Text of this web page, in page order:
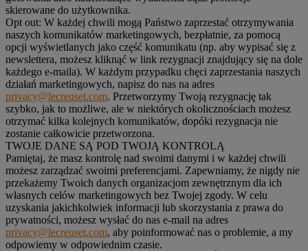
skierowane do użytkownika.
Opt out: W każdej chwili mogą Państwo zaprzestać otrzymywania
naszych komunikatów marketingowych, bezpłatnie, za pomocą
opcji wyświetlanych jako część komunikatu (np. aby wypisać się z
newslettera, możesz kliknąć w link rezygnacji znajdujący się na dole
każdego e-maila). W każdym przypadku chęci zaprzestania naszych
działań marketingowych, napisz do nas na adres
privacy@lecreuset.com. Przetworzymy Twoją rezygnację tak
szybko, jak to możliwe, ale w niektórych okolicznościach możesz
otrzymać kilka kolejnych komunikatów, dopóki rezygnacja nie
zostanie całkowicie przetworzona.
TWOJE DANE SĄ POD TWOJĄ KONTROLĄ
Pamiętaj, że masz kontrolę nad swoimi danymi i w każdej chwili
możesz zarządzać swoimi preferencjami. Zapewniamy, że nigdy nie
przekażemy Twoich danych organizacjom zewnętrznym dla ich
własnych celów marketingowych bez Twojej zgody. W celu
uzyskania jakichkolwiek informacji lub skorzystania z prawa do
prywatności, możesz wysłać do nas e-mail na adres
privacy@lecreuset.com, aby poinformować nas o problemie, a my
odpowiemy w odpowiednim czasie.